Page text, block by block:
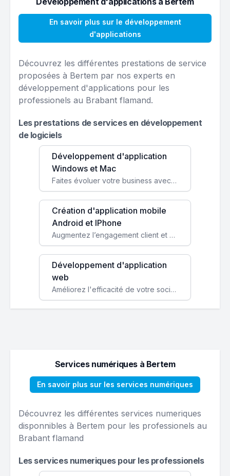
En savoir plus sur le développement
d'applications
Découvrez les différentes prestations de service
proposées à Bertem par nos experts en
développement d'applications pour les
professionels au Brabant flamand.
Les prestations de services en développement
de logiciels
Développement d'application
Windows et Mac
Faites évoluer votre business avec des solutions logicielles personnalisées, parfaitement adaptées à vos besoins spécifiques.
Création d'application mobile
Android et IPhone
Augmentez l’engagement client et simplifiez vos processus avec une application mobile sur mesure, disponible sur iOS et Android.
Développement d'application
web
Améliorez l'efficacité de votre société avec une application web personnalisée accessible partout et tout le temps.
Services numériques à Bertem
En savoir plus sur les services numériques
Découvrez les différentes services numeriques
disponnibles à Bertem pour les professionels au
Brabant flamand
Les services numeriques pour les professionels